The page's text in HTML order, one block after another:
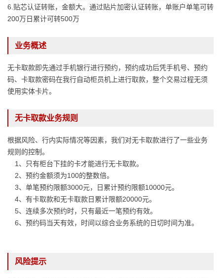
6.贴芯认证转账，金额大。通过贴片加密认证转账，单账户单笔可转
200万日累计可转500万
业务概述
无卡取款即先通过手机银行进行预约，预约成功后凭手机号、预约
码、卡取款密码在我行自动柜员机上进行取款，整个交易过程无须
使用实体卡片。
无卡取款业务规则
根据风险、行内实际情况等因素，我们对无卡取款进行了一些业务
规则的控制。
1、只有柜台下挂的卡才能进行无卡取款。
2、预约金额须为100的整数倍。
3、单笔预约限额3000元，日累计预约限额10000元。
4、有卡取款和无卡取款日累计限额20000元。
5、连续多次预约时，只有最近一笔预约有效。
6、预约码当天有效，时间以综合业务系统的日切时间为准。
风险提示